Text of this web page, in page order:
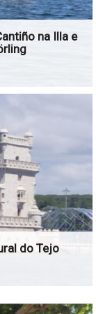
na Illa e
do Tejo